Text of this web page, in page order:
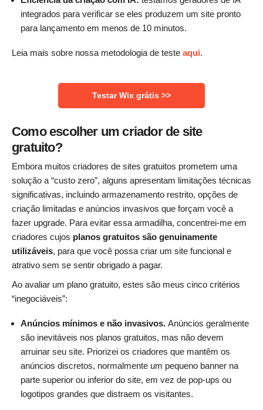
integrados para verificar se eles produzem um site pronto
para lançamento em menos de 10 minutos.
Leia mais sobre nossa metodologia de teste aqui.
Testar Wix grátis >>
Como escolher um criador de site
gratuito?
Embora muitos criadores de sites gratuitos prometem uma
solução a “custo zero”, alguns apresentam limitações técnicas
significativas, incluindo armazenamento restrito, opções de
criação limitadas e anúncios invasivos que forçam você a
fazer upgrade. Para evitar essa armadilha, concentrei-me em
criadores cujos planos gratuitos são genuinamente
utilizáveis, para que você possa criar um site funcional e
atrativo sem se sentir obrigado a pagar.
Ao avaliar um plano gratuito, estes são meus cinco critérios
“inegociáveis”:
Anúncios mínimos e não invasivos. Anúncios geralmente
são inevitáveis ​​nos planos gratuitos, mas não devem
arruinar seu site. Priorizei os criadores que mantêm os
anúncios discretos, normalmente um pequeno banner na
parte superior ou inferior do site, em vez de pop-ups ou
logotipos grandes que distraem os visitantes.